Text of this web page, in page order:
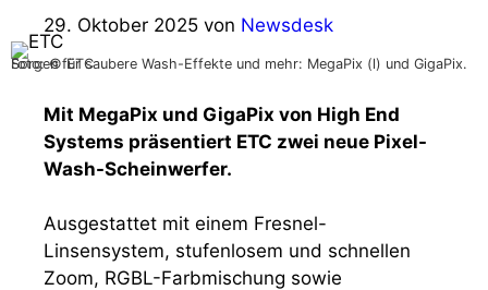
29. Oktober 2025 von Newsdesk
Sorgen für saubere Wash-Effekte und mehr: MegaPix (l) und GigaPix. Foto: © ETC
Mit MegaPix und GigaPix von High End
Systems präsentiert ETC zwei neue Pixel-
Wash-Scheinwerfer.
Ausgestattet mit einem Fresnel-
Linsensystem, stufenlosem und schnellen
Zoom, RGBL-Farbmischung sowie